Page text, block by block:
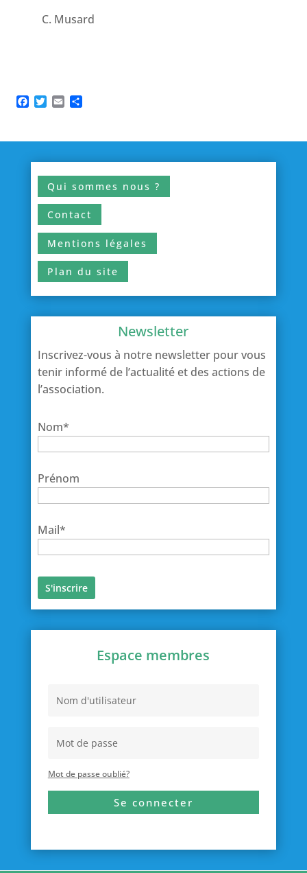
C. Musard
Facebook
Twitter
Email
Qui sommes nous ?
Contact
Mentions légales
Plan du site
Newsletter
Inscrivez-vous à notre newsletter pour vous
tenir informé de l’actualité et des actions de
l’association.
Nom*
Prénom
Mail*
Espace membres
Mot de passe oublié?
Se connecter